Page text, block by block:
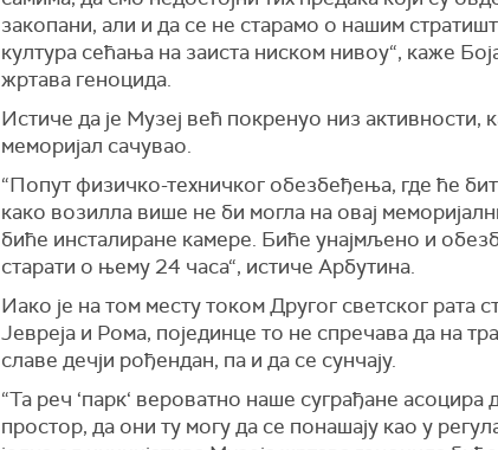
закопани, али и да се не старамо о нашим
култура сећања на заиста ниском нивоу“, каже
жртава геноцида.
Истиче да је Музеј већ покренуо низ активности,
меморијал сачувао.
“Попут физичко-техничког обезбеђења, где ће
како возилла више не би могла на овај
биће инсталиране камере. Биће унајмљено и
старати о њему 24 часа“, истиче Арбутина.
Иако је на том месту током Другог светског рата
Јевреја и Рома, појединце то не спречава да на
славе дечји рођендан, па и да се сунчају.
“Та реч ‘парк‘ вероватно наше суграђане асоцира
простор, да они ту могу да се понашају као у